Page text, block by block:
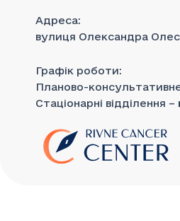
вмістуАдреса:
вулиця Олександра
Графік роботи:
Планово-консультативне
Стаціонарні відділення –